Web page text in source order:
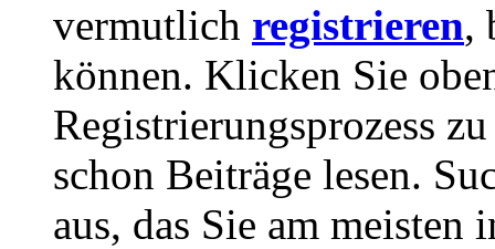
vermutlich registrieren,
können. Klicken Sie
Registrierungsprozess
schon Beiträge lesen.
aus, das Sie am meisten